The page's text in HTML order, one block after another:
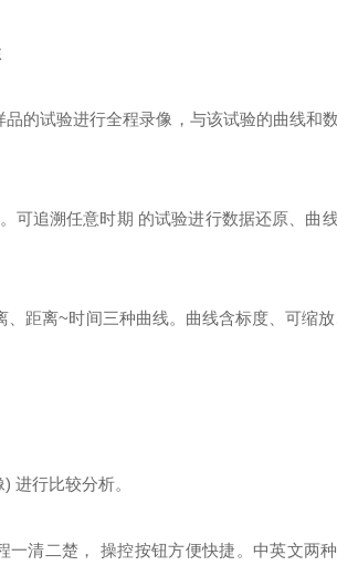
的试验进行全程录像，与该试验的曲线和
可追溯任意时期 的试验进行数据还原、曲
距离~时间三种曲线。曲线含标度、可缩
进行比较分析。
清二楚， 操控按钮方便快捷。中英文两